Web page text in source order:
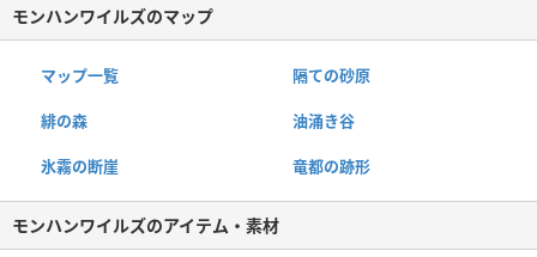
モンハンワイルズのマップ
マップ一覧 隔ての砂原
緋の森 油涌き谷
氷霧の断崖 竜都の跡形
モンハンワイルズのアイテム・素材